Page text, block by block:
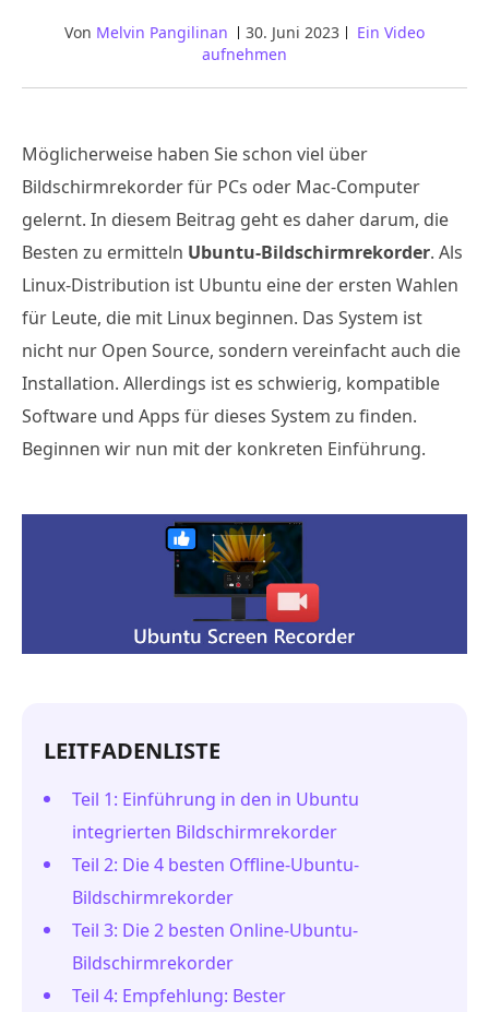
Von Melvin Pangilinan 30. Juni 2023
Ein Video
aufnehmen
Möglicherweise haben Sie schon viel über
Bildschirmrekorder für PCs oder Mac-Computer
gelernt. In diesem Beitrag geht es daher darum, die
Besten zu ermitteln Ubuntu-Bildschirmrekorder. Als
Linux-Distribution ist Ubuntu eine der ersten Wahlen
für Leute, die mit Linux beginnen. Das System ist
nicht nur Open Source, sondern vereinfacht auch die
Installation. Allerdings ist es schwierig, kompatible
Software und Apps für dieses System zu finden.
Beginnen wir nun mit der konkreten Einführung.
LEITFADENLISTE
Teil 1: Einführung in den in Ubuntu
integrierten Bildschirmrekorder
Teil 2: Die 4 besten Offline-Ubuntu-
Bildschirmrekorder
Teil 3: Die 2 besten Online-Ubuntu-
Bildschirmrekorder
Teil 4: Empfehlung: Bester